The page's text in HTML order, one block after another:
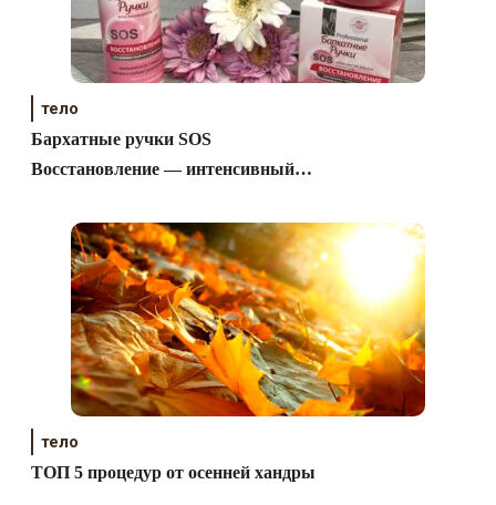
тело
Бархатные ручки SOS
Восстановление — интенсивный
тело
ТОП 5 процедур от осенней хандры